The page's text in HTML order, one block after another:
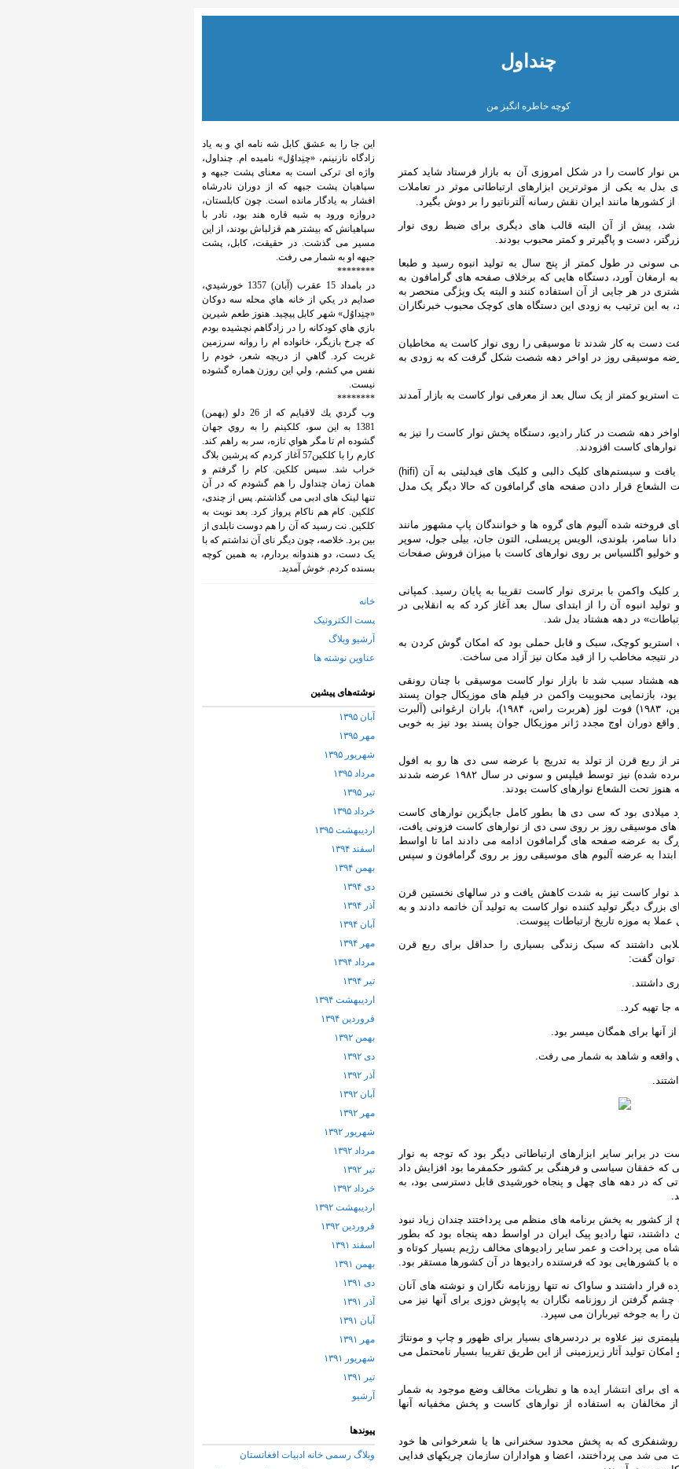
چنداول
کوچه خاطره انگیز من
نوار کاست را در شکل امروزی آن به بازار فرستاد شاید کمتر
به یکی از موثرترین ابزارهای ارتباطاتی موثر در تعاملات
مانند ایران نقش رسانه آلترناتیو را بر دوش بگیرد.
معرفی شد، پیش از آن البته قالب های دیگری برای ضبط روی نوار
دست و پاگیرتر و کمتر محبوب بودند.
سونی در طول کمتر از پنج سال به تولید انبوه رسید و طبعا
ارمغان آورد، دستگاه هایی که برخلاف صفحه های گرامافون به
در هر جایی از آن استفاده کنند و البته یک ویژگی منحصر به
به این ترتیب به زودی این دستگاه های کوچک محبوب خبرنگاران
دست به کار شدند تا موسیقی را روی نوار کاست به مخاطبان
عرضه موسیقی روز در اواخر دهه شصت شکل گرفت که به زودی به
کمتر از یک سال بعد از معرفی نوار کاست به بازار آمدند
اواخر دهه شصت در کنار رادیو، دستگاه پخش نوار کاست را نیز به
نوارهای کاست افزودند.
و سیستم‌های کلیک دالبی و کلیک های فیدلیتی (hifi) به آن
الشعاع قرار دادن صفحه های گرامافون که حالا دیگر یک مدل
فروخته شده آلبوم های گروه ها و خوانندگان پاپ مشهور مانند
دانا سامر، بلوندی، الویس پریسلی، التون جان، بیلی جول، سوپر
و خولیو اگلسیاس بر روی نوارهای کاست با میزان فروش صفحات
در ابتدای دهه ۸۰ با ظهور کلیک واکمن با برتری نوار کاست تقریبا به پایان رسید. کمپانی
را معرفی و تولید انبوه آن را از ابتدای سال بعد آغاز کرد که به انقلابی در
در دهه هشتاد بدل شد.
استریو کوچک، سبک و قابل حملی بود که امکان گوش کردن به
نتیجه مخاطب را از قید مکان نیز آزاد می ساخت.
هشتاد سبب شد تا بازار نوار کاست موسیقی با چنان رونقی
بازنمایی محبوبیت واکمن در فیلم های موزیکال جوان پسند
هالیوودی از جمله فلش دنس (آدریان لین، ۱۹۸۳) فوت لوز (هربرت راس، ۱۹۸۴)، باران ارغوانی (آلبرت
که در واقع دوران اوج مجدد ژانر موزیکال جوان پسند بود نیز به خوبی
از ربع قرن از تولد به تدریج با عرضه سی دی ها رو به افول
گذاشت، نخستین سی دی ها (صفحه فشرده شده) نیز توسط فیلپس و سونی در سال ۱۹۸۲ عرضه شدند
تحت الشعاع نوارهای کاست بودند.
میلادی بود که سی دی ها بطور کامل جایگزین نوارهای کاست
موسیقی روز بر روی سی دی از نوارهای کاست فزونی یافت،
به عرضه صفحه های گرامافون ادامه می دادند اما تا اواسط
ابتدا به عرضه آلبوم های موسیقی روز بر روی گرامافون و سپس
نوار کاست نیز به شدت کاهش یافت و در سالهای نخستین قرن
دیگر تولید کننده نوار کاست به تولید آن خاتمه دادند و به
داشتند که سبک زندگی بسیاری را حداقل برای ربع قرن
توان گفت:
داشتند.
تهیه کرد.
آنها برای همگان میسر بود.
واقعه و شاهد به شمار می رفت.
برابر سایر ابزارهای ارتباطاتی دیگر بود که توجه به نوار
که خفقان سیاسی و فرهنگی بر کشور حکمفرما بود افزایش داد
که در دهه های چهل و پنجاه خورشیدی قابل دسترسی بود، به
از کشور به پخش برنامه های منظم می پرداختند چندان زیاد نبود
تنها رادیو پیک ایران در اواسط دهه پنجاه بود که بطور
می پرداخت و عمر سایر رادیوهای مخالف رژیم بسیار کوتاه و
با کشورهایی بود که فرستنده رادیوها در آن کشورها مستقر بود.
داشتند و ساواک نه تنها روزنامه نگاران و نوشته های آنان
گرفتن از روزنامه نگاران به پاپوش دوزی برای آنها نیز می
به جوخه تیرباران می سپرد.
نیز علاوه بر دردسرهای بسیار برای ظهور و چاپ و مونتاژ
تولید آثار زیرزمینی از این طریق تقریبا بسیار نامحتمل می
ای برای انتشار ایده ها و نظریات مخالف وضع موجود به شمار
به استفاده از نوارهای کاست و پخش مخفیانه آنها
روشنفکری که به پخش محدود سخنرانی ها یا شعرخوانی ها خود
شد می پرداختند، اعضا و هواداران سازمان چریکهای فدایی
اين جا را به عشق كابل شه نامه اي و به ياد
زادگاه نازنینم، «چنِداوُل» ناميده ام. چنداول،
واژه ای ترکی است به معنای پشت جبهه و
سپاهیان پشت جبهه که از دوران نادرشاه
افشار به یادگار مانده است. چون کابلستان،
دروازه ورود به شبه قاره هند بود، نادر با
سپاهیانش که بیشتر هم قزلباش بودند، از این
مسیر می گذشت. در حقیقت، کابل، پشت
جبهه او به شمار می رفت.
********
در بامداد 15 عقرب (آبان) 1357 خورشيدي،
صدايم در يكي از خانه هاي محله سه دوكان
«چنِداوُل» شهر كابل پيچيد. هنوز طعم شيرين
بازي هاي كودكانه را در زادگاهم نچشيده بودم
كه چرخ بازيگر، خانواده ام را روانه سرزمين
غربت كرد. گاهي از دريچه شعر، خودم را
نفس مي كشم، ولي اين روزن هماره گشوده
نيست.
********
وب گردي يك لاقبايم كه از 26 دلو (بهمن)
1381 به اين سو، كلكينم را به روي جهان
گشوده ام تا مگر هواي تازه، سر به راهم كند.
کارم را با کلکین57 آغاز کردم که پرشین بلاگ
خراب شد. سپس کلکین. کام را گرفتم و
همان زمان چنداول را هم گشودم که در آن
تنها لینک های ادبی می گذاشتم. پس از چندی،
کلکین. کام هم ناکام پرواز کرد. بعد نوبت به
کلکین. نت رسید که آن را هم دوست نابلدی از
بین برد. خلاصه، چون دیگر نای آن نداشتم که با
یک دست، دو هندوانه بردارم، به همین کوچه
بسنده کردم. خوش آمدید.
خانه
پست الکترونیک
آرشیو وبلاگ
عناوین نوشته ها
نوشته‌های پیشین
آبان ۱۳۹۵
مهر ۱۳۹۵
شهریور ۱۳۹۵
مرداد ۱۳۹۵
تیر ۱۳۹۵
خرداد ۱۳۹۵
اردیبهشت ۱۳۹۵
اسفند ۱۳۹۴
بهمن ۱۳۹۴
دی ۱۳۹۴
آذر ۱۳۹۴
آبان ۱۳۹۴
مهر ۱۳۹۴
مرداد ۱۳۹۴
تیر ۱۳۹۴
اردیبهشت ۱۳۹۴
فروردین ۱۳۹۴
بهمن ۱۳۹۲
دی ۱۳۹۲
آذر ۱۳۹۲
آبان ۱۳۹۲
مهر ۱۳۹۲
شهریور ۱۳۹۲
مرداد ۱۳۹۲
تیر ۱۳۹۲
خرداد ۱۳۹۲
اردیبهشت ۱۳۹۲
فروردین ۱۳۹۲
اسفند ۱۳۹۱
بهمن ۱۳۹۱
دی ۱۳۹۱
آذر ۱۳۹۱
آبان ۱۳۹۱
مهر ۱۳۹۱
شهریور ۱۳۹۱
تیر ۱۳۹۱
آرشيو
پیوندها
وبلاگ رسمی خانه ادبیات افغانستان